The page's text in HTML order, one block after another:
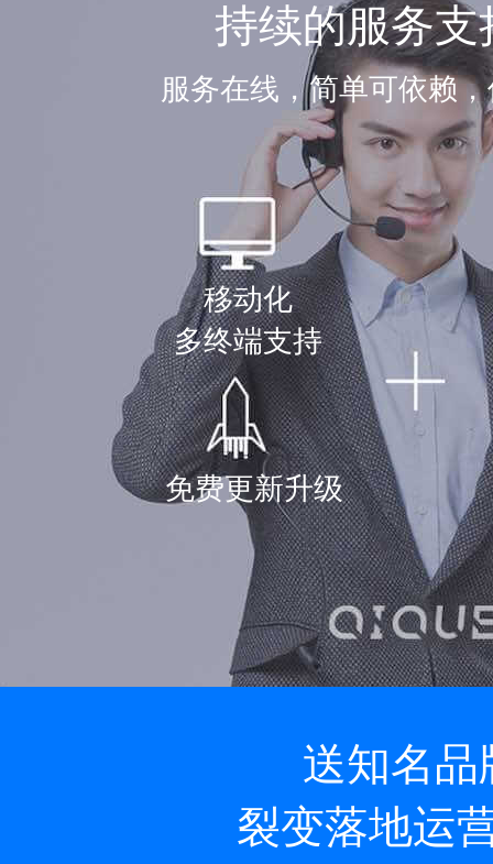
持续的服务支
服务在线，简单可依赖
移动化
多终端支持
免费更新升级
送知名品
裂变落地运